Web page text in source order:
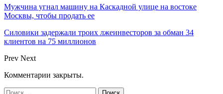
Мужчина угнал машину на Каскадной улице на востоке
Москвы, чтобы продать ее
Силовики задержали троих лжеинвесторов за обман 34
клиентов на 75 миллионов
Prev Next
Комментарии закрыты.